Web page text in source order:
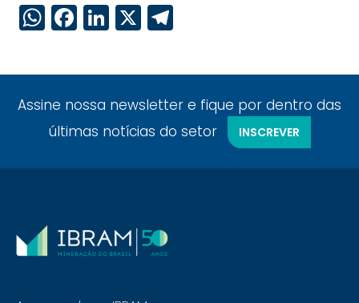
WhatsApp
Facebook
LinkedIn
X
Assine nossa newsletter e fique por dentro das
últimas notícias do setor
INSCREVER